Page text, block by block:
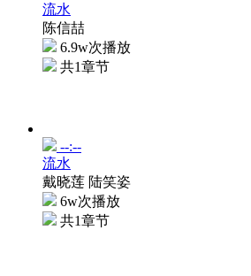
流水
陈信喆
6.9w次播放
共1章节
--:--
流水
戴晓莲 陆笑姿
6w次播放
共1章节